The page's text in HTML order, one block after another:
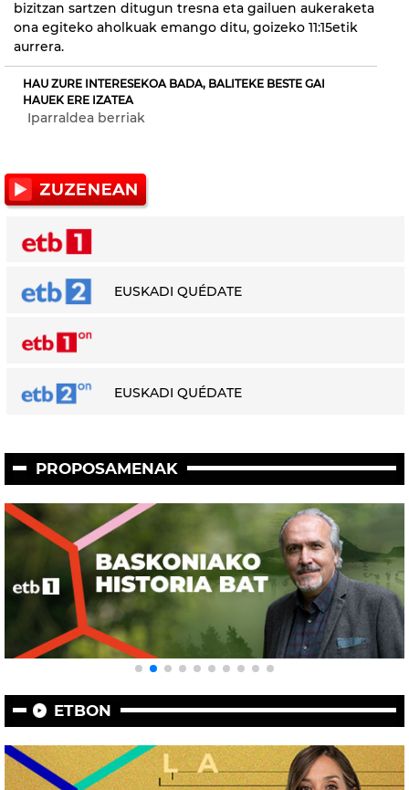
bizitzan sartzen ditugun tresna eta gailuen aukeraketa
ona egiteko aholkuak emango ditu, goizeko 11:15etik
aurrera.
HAU ZURE INTERESEKOA BADA, BALITEKE BESTE GAI
HAUEK ERE IZATEA
Iparraldea berriak
EUSKADI QUÉDATE
EUSKADI QUÉDATE
PROPOSAMENAK
ETBON